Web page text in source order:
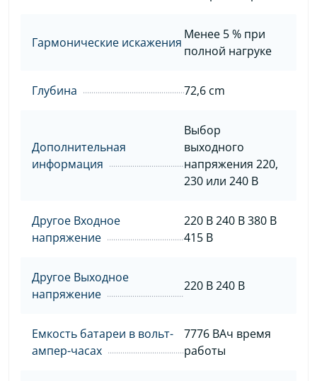
Гармонические искажения
Менее 5 % при
полной нагруке
Глубина 72,6 cm
Дополнительная
информация
Выбор
выходного
напряжения 220,
230 или 240 В
Другое Входное
напряжение
220 B 240 B 380 B
415 B
Другое Выходное
напряжение
220 В 240 В
Емкость батареи в вольт-
ампер-часах
7776 ВАч время
работы